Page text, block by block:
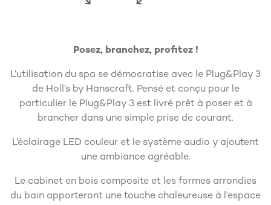
Posez, branchez, profitez !
L’utilisation du spa se démocratise avec le Plug&Play 3
de Holl’s by Hanscraft. Pensé et conçu pour le
particulier le Plug&Play 3 est livré prêt à poser et à
brancher dans une simple prise de courant.
L’éclairage LED couleur et le système audio y ajoutent
une ambiance agréable.
Le cabinet en bois composite et les formes arrondies
du bain apporteront une touche chaleureuse à l’espace